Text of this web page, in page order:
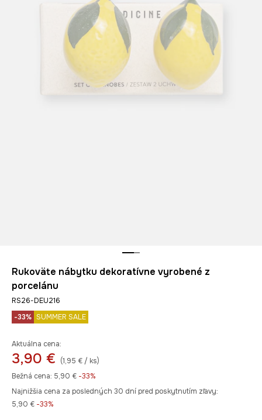
Rukoväte nábytku dekoratívne vyrobené z
porcelánu
RS26-DEU216
-33% SUMMER SALE
Aktuálna cena:
3,90 €
(1,95 € / ks)
Bežná cena: 5,90 € -33%
Najnižšia cena za posledných 30 dní pred poskytnutím zľavy:
5,90 € -33%